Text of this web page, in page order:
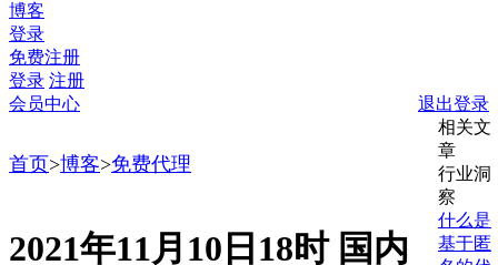
博客
登录
免费注册
登录 注册
会员中心
退出登录
首页>博客>免费代理
2021年11月10日18时 国内
相关文
章
行业洞
察
什么是
基于匿